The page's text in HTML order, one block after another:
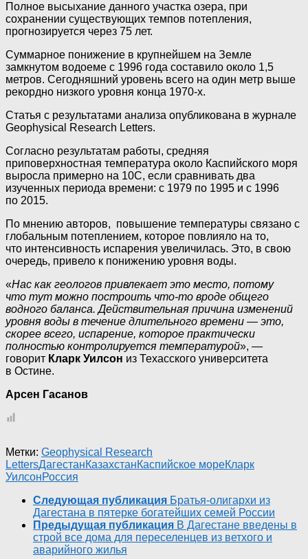
Полное высыхание данного участка озера, при
сохранении существующих темпов потепления,
прогнозируется через 75 лет.
Суммарное понижение в крупнейшем на Земле
замкнутом водоеме с 1996 года составило около 1,5
метров. Сегодняшний уровень всего на один метр выше
рекордно низкого уровня конца 1970-х.
Статья с результатами анализа опубликована в журнале
Geophysical Research Letters.
Согласно результатам работы, средняя
приповерхностная температура около Каспийского моря
выросла примерно на 10C, если сравнивать два
изученных периода времени: с 1979 по 1995 и с 1996
по 2015.
По мнению авторов, повышение температуры связано с
глобальным потеплением, которое повлияло на то,
что интенсивность испарения увеличилась. Это, в свою
очередь, привело к понижению уровня воды.
«Нас как геологов привлекает это место, потому
что тут можно построить что-то вроде общего
водного баланса. Действительная причина изменений
уровня воды в течение длительного времени — это,
скорее всего, испарение, которое практически
полностью контролируется температурой», —
говорит Кларк Уилсон из Техасского университета
в Остине.
Арсен Гасанов
Метки: Geophysical Research
LettersДагестанКазахстанКаспийское мореКларк
УилсонРоссия
Следующая публикация Братья-олигархи из
Дагестана в пятерке богатейших семей России
Предыдущая публикация В Дагестане введены в
строй все дома для переселенцев из ветхого и
аварийного жилья